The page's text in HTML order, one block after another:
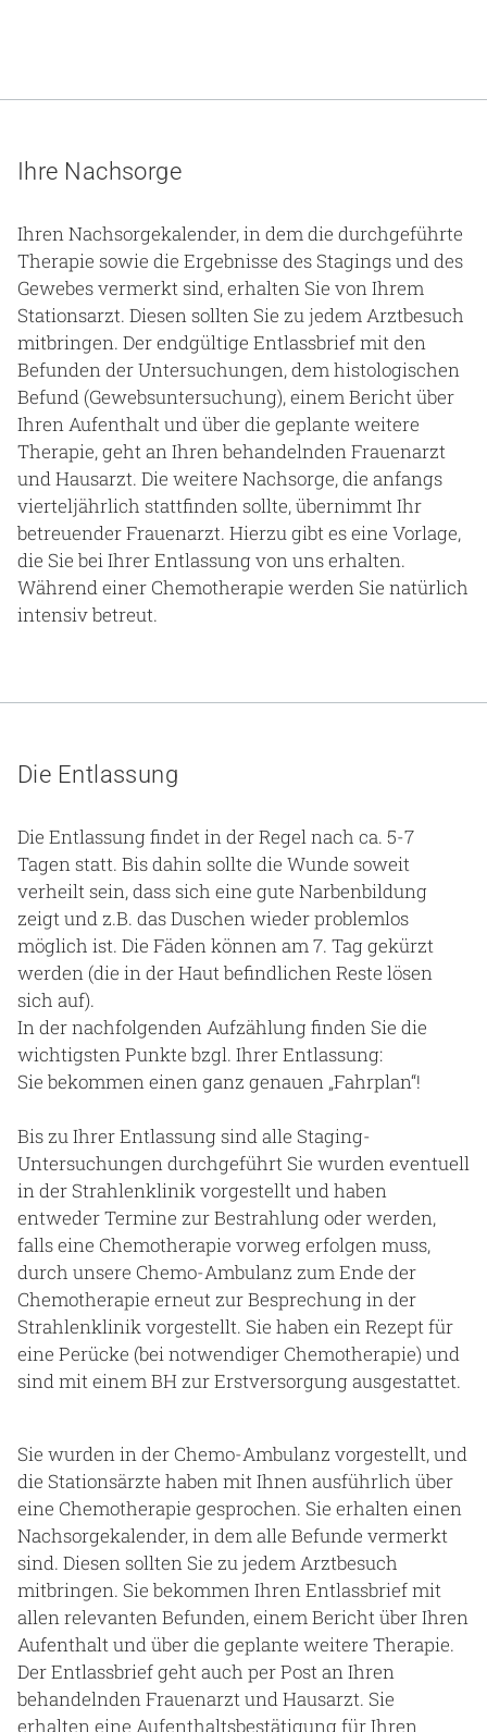
Ihre Nachsorge
Ihren Nachsorgekalender, in dem die durchgeführte
Therapie sowie die Ergebnisse des Stagings und des
Gewebes vermerkt sind, erhalten Sie von Ihrem
Stationsarzt. Diesen sollten Sie zu jedem Arztbesuch
mitbringen. Der endgültige Entlassbrief mit den
Befunden der Untersuchungen, dem histologischen
Befund (Gewebsuntersuchung), einem Bericht über
Ihren Aufenthalt und über die geplante weitere
Therapie, geht an Ihren behandelnden Frauenarzt
und Hausarzt. Die weitere Nachsorge, die anfangs
vierteljährlich stattfinden sollte, übernimmt Ihr
betreuender Frauenarzt. Hierzu gibt es eine Vorlage,
die Sie bei Ihrer Entlassung von uns erhalten.
Während einer Chemotherapie werden Sie natürlich
intensiv betreut.
Die Entlassung
Die Entlassung findet in der Regel nach ca. 5-7
Tagen statt. Bis dahin sollte die Wunde soweit
verheilt sein, dass sich eine gute Narbenbildung
zeigt und z.B. das Duschen wieder problemlos
möglich ist. Die Fäden können am 7. Tag gekürzt
werden (die in der Haut befindlichen Reste lösen
sich auf).
In der nachfolgenden Aufzählung finden Sie die
wichtigsten Punkte bzgl. Ihrer Entlassung:
Sie bekommen einen ganz genauen „Fahrplan“!
Bis zu Ihrer Entlassung sind alle Staging-
Untersuchungen durchgeführt Sie wurden eventuell
in der Strahlenklinik vorgestellt und haben
entweder Termine zur Bestrahlung oder werden,
falls eine Chemotherapie vorweg erfolgen muss,
durch unsere Chemo-Ambulanz zum Ende der
Chemotherapie erneut zur Besprechung in der
Strahlenklinik vorgestellt. Sie haben ein Rezept für
eine Perücke (bei notwendiger Chemotherapie) und
sind mit einem BH zur Erstversorgung ausgestattet.
Sie wurden in der Chemo-Ambulanz vorgestellt, und
die Stationsärzte haben mit Ihnen ausführlich über
eine Chemotherapie gesprochen. Sie erhalten einen
Nachsorgekalender, in dem alle Befunde vermerkt
sind. Diesen sollten Sie zu jedem Arztbesuch
mitbringen. Sie bekommen Ihren Entlassbrief mit
allen relevanten Befunden, einem Bericht über Ihren
Aufenthalt und über die geplante weitere Therapie.
Der Entlassbrief geht auch per Post an Ihren
behandelnden Frauenarzt und Hausarzt. Sie
erhalten eine Aufenthaltsbestätigung für Ihren